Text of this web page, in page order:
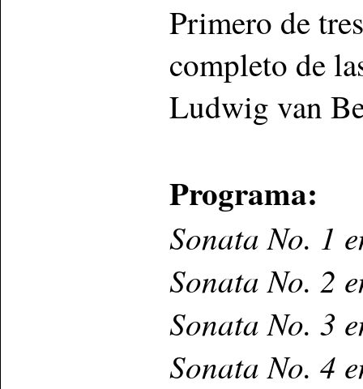
Primero de
completo de
Ludwig van
Programa:
Sonata No. 1
Sonata No. 2
Sonata No. 3
Sonata No. 4